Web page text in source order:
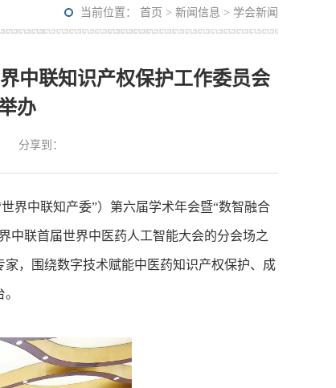
当前位置： 首页 > 新闻信息 > 学会新闻
中联知识产权保护工作委员会
办
分享到：
界中联知产委”）第六届学术年会暨“数智融合
中联首届世界中医药人工智能大会的分会场之
，围绕数字技术赋能中医药知识产权保护、成